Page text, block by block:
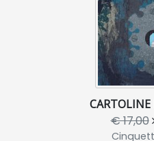
€ 17,00